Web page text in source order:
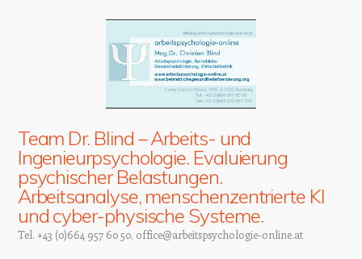
Team Dr. Blind – Arbeits- und
Ingenieurpsychologie. Evaluierung
psychischer Belastungen.
Arbeitsanalyse, menschenzentrierte KI
und cyber-physische Systeme.
Tel. +43 (0)664 957 60 50, office@arbeitspsychologie-online.at